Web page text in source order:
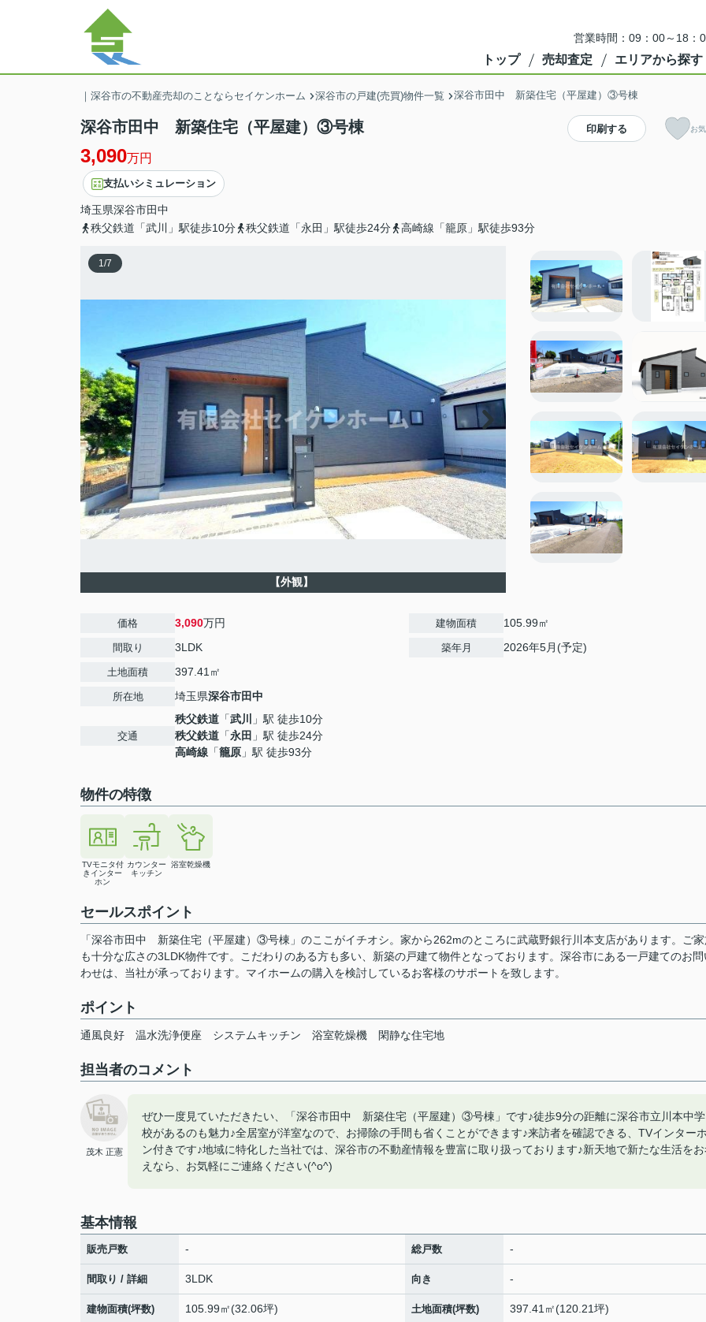
営業時間：09：00～18
トップ 売却査定 エリアから探す
｜深谷市の不動産売却のことならセイケンホーム 深谷市の戸建(売買)物件一覧 深谷市田中 新築住宅（平屋建）③号棟
深谷市田中 新築住宅（平屋建）③号棟
3,090万円
支払いシミュレーション
埼玉県深谷市田中
秩父鉄道「武川」駅徒歩10分
秩父鉄道「永田」駅徒歩24分 高崎線「籠原」駅徒歩93分
印刷する お
1/7
【外観】
価格 3,090万円
間取り 3LDK
土地面積 397.41㎡
所在地 埼玉県深谷市田中
交通
秩父鉄道 「武川
」駅 徒歩10分
秩父鉄道 「永田 」駅 徒歩24分
高崎線 「籠原 」駅 徒歩93分
建物面積 105.99㎡
築年月 2026年5月(予定)
物件の特徴
TVモニタ付
きインター
ホン
カウンター
キッチン
浴室乾燥機
セールスポイント
「深谷市田中 新築住宅（平屋建）③号棟」のここがイチオシ。家から262mのところに武蔵野銀行川本支店があります。ご
も十分な広さの3LDK物件です。こだわりのある方も多い、新築の戸建て物件となっております。深谷市にある一戸建てのお問
わせは、当社が承っております。マイホームの購入を検討しているお客様のサポートを致します。
ポイント
通風良好 温水洗浄便座 システムキッチン 浴室乾燥機 閑静な住宅地
担当者のコメント
茂木 正憲
ぜひ一度見ていただきたい、「深谷市田中 新築住宅（平屋建）③号棟」です♪徒歩9分の距離に深谷市立川本中学
校があるのも魅力♪全居室が洋室なので、お掃除の手間も省くことができます♪来訪者を確認できる、TVインター
ン付きです♪地域に特化した当社では、深谷市の不動産情報を豊富に取り扱っております♪新天地で新たな生活を
えなら、お気軽にご連絡ください(^o^)
基本情報
販売戸数 - 総戸数 -
間取り / 詳細 3LDK 向き -
建物面積(坪数) 105.99㎡(32.06坪) 土地面積(坪数) 397.41㎡(120.21坪)